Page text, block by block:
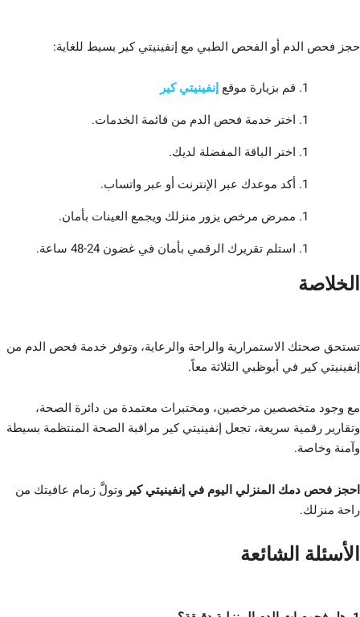
حجز فحص الدم أو الفحص الطبي مع إنفينيتي كير بسيط للغاية:
قم بزيارة موقع إنفينيتي كير
اختر خدمة فحص الدم من قائمة الخدمات.
اختر الباقة المفضلة لديك.
أكد موعدك عبر الإنترنت أو عبر واتساب.
ممرض مرخص يزور منزلك ويجمع العينات بأمان.
استلم تقريرك الرقمي بأمان في غضون 24-48 ساعة.
الخلاصة
تستحق صحتك الاستمرارية والراحة والرعاية، وتوفر خدمة فحص الدم من
إنفينيتي كير في أبوظبي الثلاثة معاً.
مع وجود متخصصين مرخصين، ومختبرات معتمدة من دائرة الصحة،
وتقارير رقمية سريعة، تجعل إنفينيتي كير مراقبة الصحة المنتظمة بسيطة
وآمنة وخاصة.
احجز فحص دمك المنزلي اليوم في إنفينيتي كير وتولَّ زمام عافيتك من
راحة منزلك.
الأسئلة الشائعة